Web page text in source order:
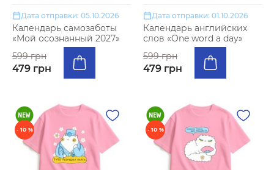
Дата отправки: 05.10.2026
Календарь самозаботы
«Мой осознанный 2027»
599 грн
479 грн
Дата отправки: 01.10.2026
Календарь английских
слов «One word a day»
599 грн
479 грн
- 10 % - 10 %